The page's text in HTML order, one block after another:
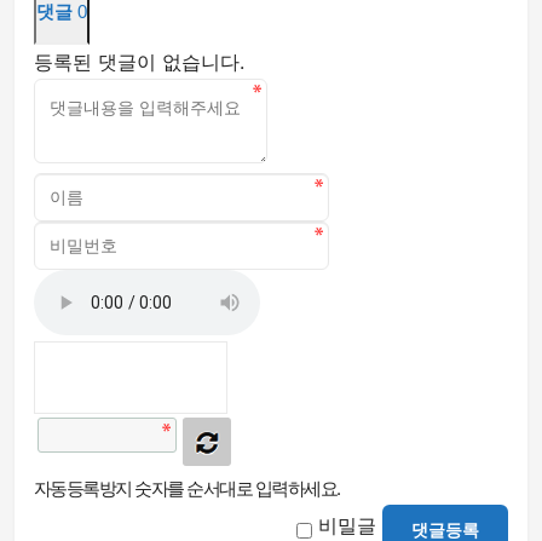
댓글 0
등록된 댓글이 없습니다.
자동등록방지 숫자를 순서대로 입력하세요.
비밀글 댓글등록